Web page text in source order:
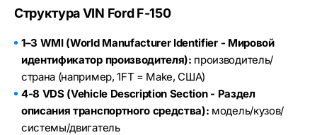
Структура VIN Ford F-150
1–3 WMI (World Manufacturer Identifier - Мировой
идентификатор производителя): производитель/
страна (например, 1FT = Make, США)
4-8 VDS (Vehicle Description Section - Раздел
описания транспортного средства): модель/кузов/
системы/двигатель